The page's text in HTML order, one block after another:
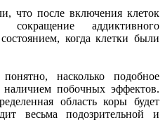
что после включения клеток
сокращение аддиктивного
когда клетки были
насколько подобное
наличием побочных эффектов.
область коры будет
весьма подозрительной и